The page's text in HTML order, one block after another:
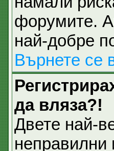
форумите.
най-добре
Върнете се
да вляза?!
Двете най-
неправилни